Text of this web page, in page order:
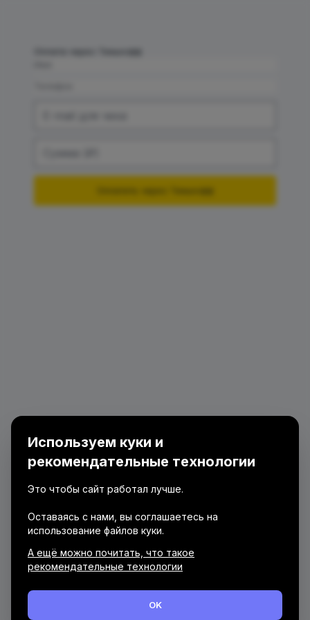
Используем куки и
рекомендательные технологии
Это чтобы сайт работал лучше.
Оставаясь с нами, вы соглашаетесь на
использование файлов куки.
А ещё можно почитать, что такое
рекомендательные технологии
OK